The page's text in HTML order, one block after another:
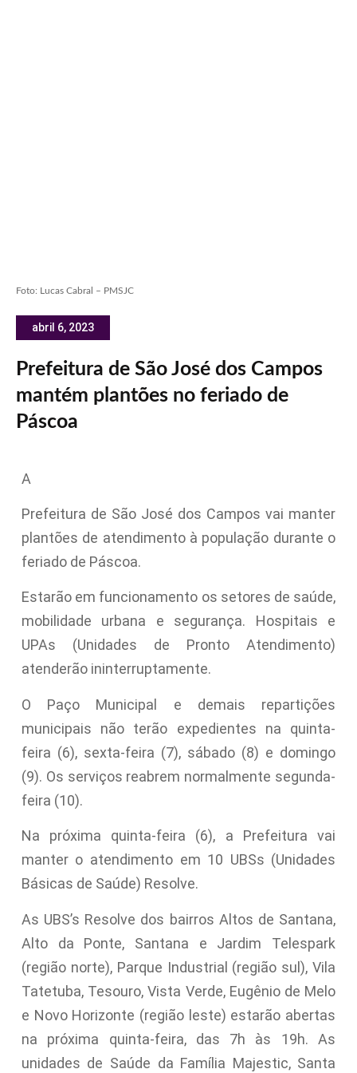
Foto: Lucas Cabral – PMSJC
abril 6, 2023
Prefeitura de São José dos Campos
mantém plantões no feriado de
Páscoa
A
Prefeitura de São José dos Campos vai manter
plantões de atendimento à população durante o
feriado de Páscoa.
Estarão em funcionamento os setores de saúde,
mobilidade urbana e segurança. Hospitais e
UPAs (Unidades de Pronto Atendimento)
atenderão ininterruptamente.
O Paço Municipal e demais repartições
municipais não terão expedientes na quinta-
feira (6), sexta-feira (7), sábado (8) e domingo
(9). Os serviços reabrem normalmente segunda-
feira (10).
Na próxima quinta-feira (6), a Prefeitura vai
manter o atendimento em 10 UBSs (Unidades
Básicas de Saúde) Resolve.
As UBS’s Resolve dos bairros Altos de Santana,
Alto da Ponte, Santana e Jardim Telespark
(região norte), Parque Industrial (região sul), Vila
Tatetuba, Tesouro, Vista Verde, Eugênio de Melo
e Novo Horizonte (região leste) estarão abertas
na próxima quinta-feira, das 7h às 19h. As
unidades de Saúde da Família Majestic, Santa